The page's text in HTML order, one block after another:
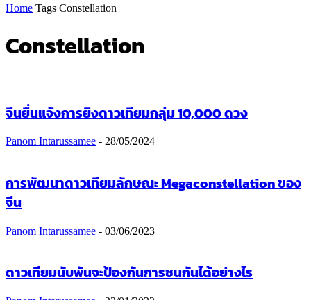
Home Tags Constellation
Constellation
จีนยื่นแจ้งการยิงดาวเทียมกลุ่ม 10,000 ดวง
Panom Intarussamee - 28/05/2024
การพัฒนาดาวเทียมลักษณะ Megaconstellation ของ
จีน
Panom Intarussamee - 03/06/2023
ดาวเทียมนับพันจะป้องกันการชนกันได้อย่างไร